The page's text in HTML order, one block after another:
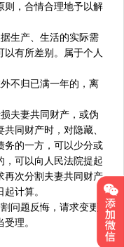
则，合情合理地予以解
生产、生活的实际需
有所差别。属于个人
不归已满一年的，离
夫妻共同财产，或伪
同财产时，对隐藏、
务的一方，可以少分或
，可以向人民法院提起
再次分割夫妻共同财产
计算。
问题反悔，请求变更
理。